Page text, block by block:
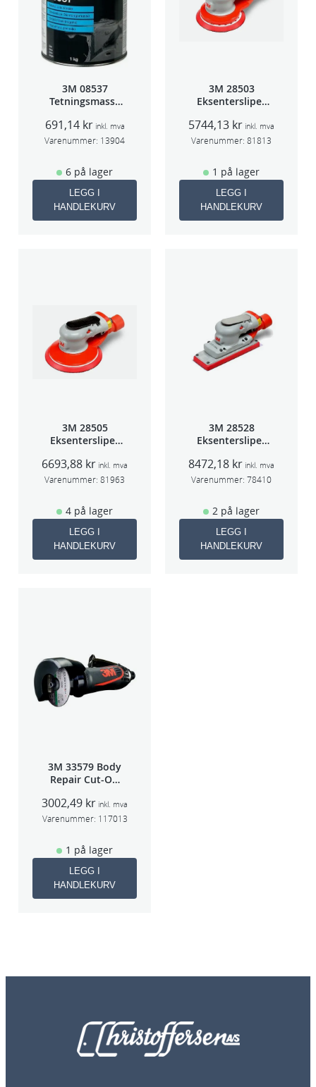
3M 08537
Tetningsmasse
691,14 kr inkl. mva
Varenummer: 13904
6 på lager
LEGG I
HANDLEKURV
3M 28503
Eksentersliper
5mm slag
75mm
5744,13 kr inkl. mva
Varenummer: 81813
1 på lager
LEGG I
HANDLEKURV
3M 28505
Eksentersliper
2,5mm slag
75mm
6693,88 kr inkl. mva
Varenummer: 81963
4 på lager
LEGG I
HANDLEKURV
3M 28528
Eksentersliper
3mm slag
70×198
8472,18 kr inkl. mva
Varenummer: 78410
2 på lager
LEGG I
HANDLEKURV
3M 33579 Body
Repair Cut-Off
75mm
3002,49 kr inkl. mva
Varenummer: 117013
1 på lager
LEGG I
HANDLEKURV